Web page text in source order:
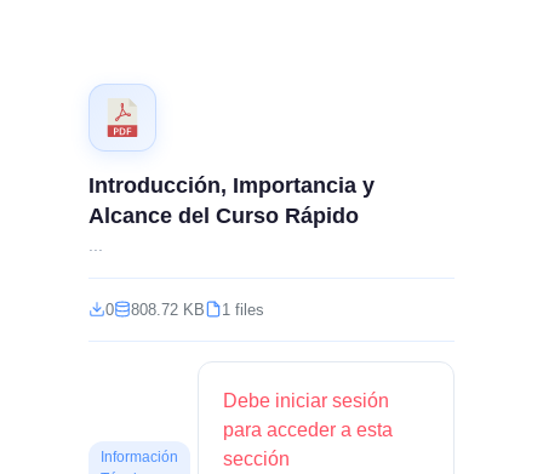
Introducción, Importancia y
Alcance del Curso Rápido
0 808.72 KB 1 files
Información
Debe iniciar sesión
para acceder a esta
sección